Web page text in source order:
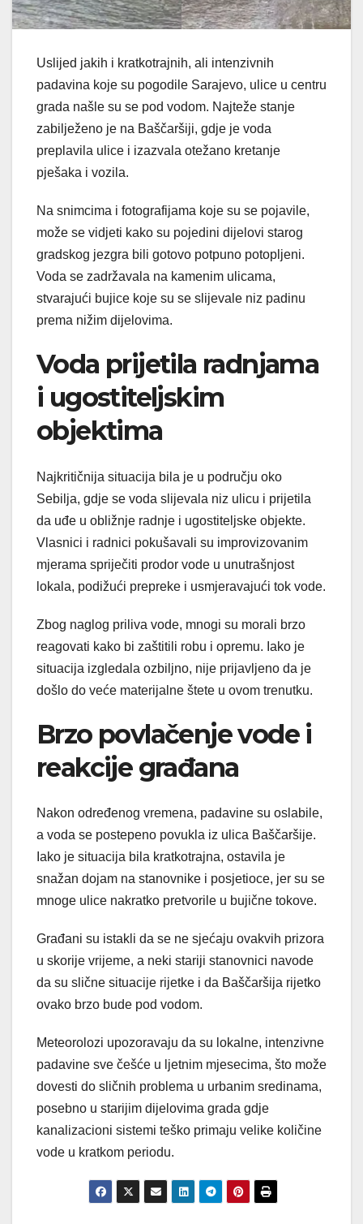
Uslijed jakih i kratkotrajnih, ali intenzivnih
padavina koje su pogodile Sarajevo, ulice u centru
grada našle su se pod vodom. Najteže stanje
zabilježeno je na Baščaršiji, gdje je voda
preplavila ulice i izazvala otežano kretanje
pješaka i vozila.
Na snimcima i fotografijama koje su se pojavile,
može se vidjeti kako su pojedini dijelovi starog
gradskog jezgra bili gotovo potpuno potopljeni.
Voda se zadržavala na kamenim ulicama,
stvarajući bujice koje su se slijevale niz padinu
prema nižim dijelovima.
Voda prijetila radnjama
i ugostiteljskim
objektima
Najkritičnija situacija bila je u području oko
Sebilja, gdje se voda slijevala niz ulicu i prijetila
da uđe u obližnje radnje i ugostiteljske objekte.
Vlasnici i radnici pokušavali su improvizovanim
mjerama spriječiti prodor vode u unutrašnjost
lokala, podižući prepreke i usmjeravajući tok vode.
Zbog naglog priliva vode, mnogi su morali brzo
reagovati kako bi zaštitili robu i opremu. Iako je
situacija izgledala ozbiljno, nije prijavljeno da je
došlo do veće materijalne štete u ovom trenutku.
Brzo povlačenje vode i
reakcije građana
Nakon određenog vremena, padavine su oslabile,
a voda se postepeno povukla iz ulica Baščaršije.
Iako je situacija bila kratkotrajna, ostavila je
snažan dojam na stanovnike i posjetioce, jer su se
mnoge ulice nakratko pretvorile u bujične tokove.
Građani su istakli da se ne sjećaju ovakvih prizora
u skorije vrijeme, a neki stariji stanovnici navode
da su slične situacije rijetke i da Baščaršija rijetko
ovako brzo bude pod vodom.
Meteorolozi upozoravaju da su lokalne, intenzivne
padavine sve češće u ljetnim mjesecima, što može
dovesti do sličnih problema u urbanim sredinama,
posebno u starijim dijelovima grada gdje
kanalizacioni sistemi teško primaju velike količine
vode u kratkom periodu.